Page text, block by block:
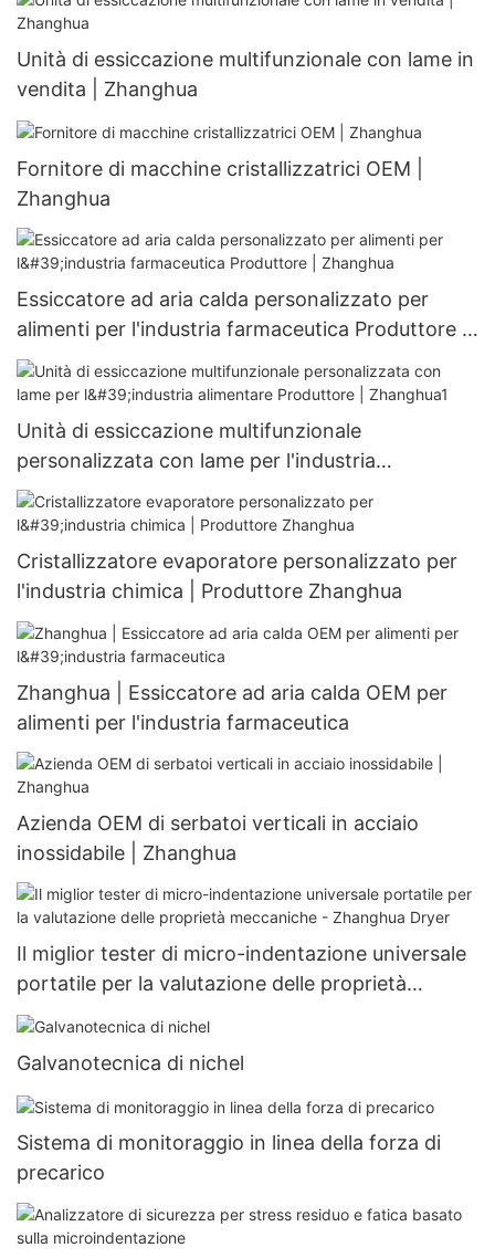
Unità di essiccazione multifunzionale con lame in
vendita | Zhanghua
Fornitore di macchine cristallizzatrici OEM |
Zhanghua
Essiccatore ad aria calda personalizzato per
alimenti per l'industria farmaceutica Produttore |
Zhanghua
Unità di essiccazione multifunzionale
personalizzata con lame per l'industria
alimentare Produttore | Zhanghua1
Cristallizzatore evaporatore personalizzato per
l'industria chimica | Produttore Zhanghua
Zhanghua | Essiccatore ad aria calda OEM per
alimenti per l'industria farmaceutica
Azienda OEM di serbatoi verticali in acciaio
inossidabile | Zhanghua
Il miglior tester di micro-indentazione universale
portatile per la valutazione delle proprietà
meccaniche - Zhanghua Dryer
Galvanotecnica di nichel
Sistema di monitoraggio in linea della forza di
precarico